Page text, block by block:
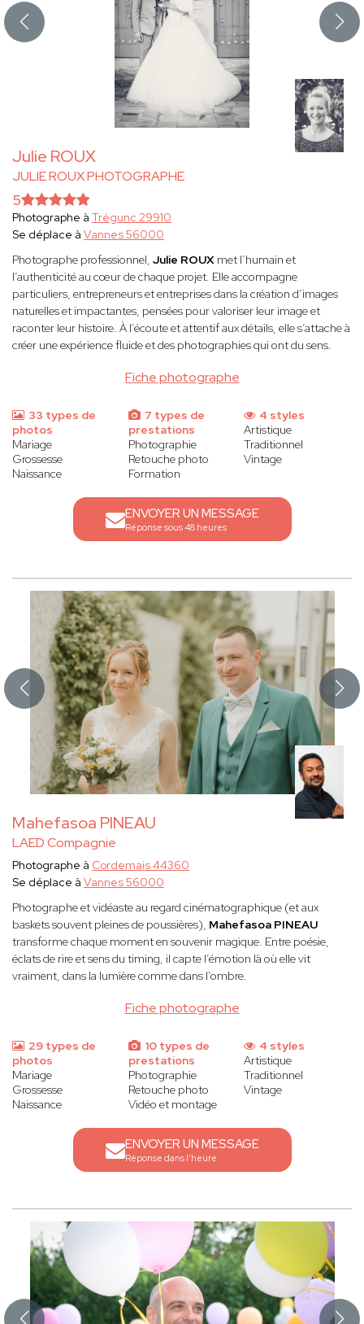
Julie ROUX
JULIE ROUX PHOTOGRAPHE
Fiche photographe
5
Photographe à Trégunc 29910
Se déplace à Vannes 56000
Photographe professionnel, Julie ROUX met l’humain et
l’authenticité au cœur de chaque projet. Elle accompagne
particuliers, entrepreneurs et entreprises dans la création d’images
naturelles et impactantes, pensées pour valoriser leur image et
raconter leur histoire. À l’écoute et attentif aux détails, elle s’attache à
créer une expérience fluide et des photographies qui ont du sens.
33 types de
photos
Mariage
Grossesse
Naissance
7 types de
prestations
Photographie
Retouche photo
Formation
4 styles
Artistique
Traditionnel
Vintage
ENVOYER UN MESSAGE
Réponse sous 48 heures
Mahefasoa PINEAU
LAED Compagnie
Fiche photographe
Photographe à Cordemais 44360
Se déplace à Vannes 56000
Photographe et vidéaste au regard cinématographique (et aux
baskets souvent pleines de poussières), Mahefasoa PINEAU
transforme chaque moment en souvenir magique. Entre poésie,
éclats de rire et sens du timing, il capte l’émotion là où elle vit
vraiment, dans la lumière comme dans l’ombre.
29 types de
photos
Mariage
Grossesse
Naissance
10 types de
prestations
Photographie
Retouche photo
Vidéo et montage
4 styles
Artistique
Traditionnel
Vintage
ENVOYER UN MESSAGE
Réponse dans l'heure